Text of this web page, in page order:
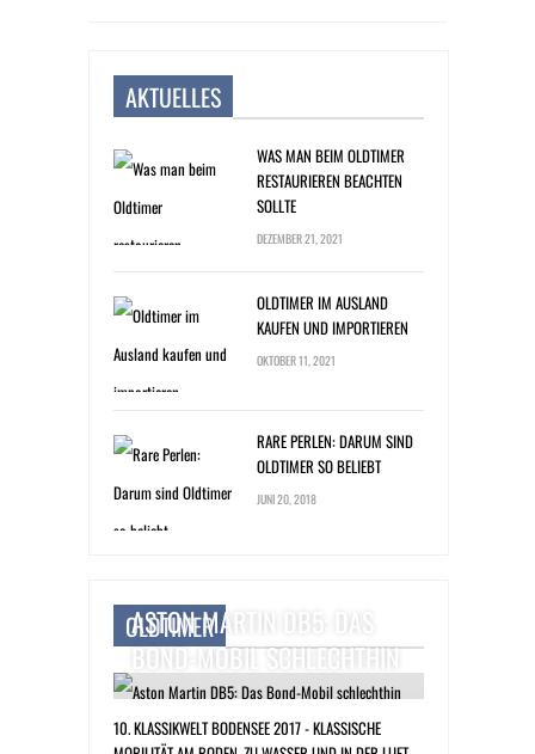
AKTUELLES
WAS MAN BEIM OLDTIMER
RESTAURIEREN BEACHTEN
SOLLTE
DEZEMBER 21, 2021
OLDTIMER IM AUSLAND
KAUFEN UND IMPORTIEREN
OKTOBER 11, 2021
RARE PERLEN: DARUM SIND
OLDTIMER SO BELIEBT
JUNI 20, 2018
OLDTIMER
ASTON MARTIN DB5: DAS
BOND-MOBIL SCHLECHTHIN
10. KLASSIKWELT BODENSEE 2017 - KLASSISCHE